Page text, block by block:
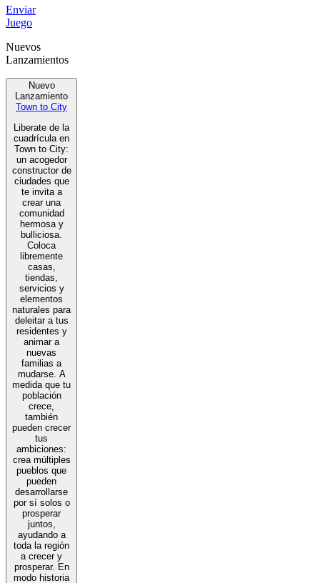
Enviar
Juego
Nuevos
Lanzamientos
Nuevo
Lanzamiento
Town to City
Liberate de la
cuadrícula en
Town to City:
un acogedor
constructor de
ciudades que
te invita a
crear una
comunidad
hermosa y
bulliciosa.
Coloca
libremente
casas,
tiendas,
servicios y
elementos
naturales para
deleitar a tus
residentes y
animar a
nuevas
familias a
mudarse. A
medida que tu
población
crece,
también
pueden crecer
tus
ambiciones:
crea múltiples
pueblos que
pueden
desarrollarse
por sí solos o
prosperar
juntos,
ayudando a
toda la región
a crecer y
prosperar. En
modo historia